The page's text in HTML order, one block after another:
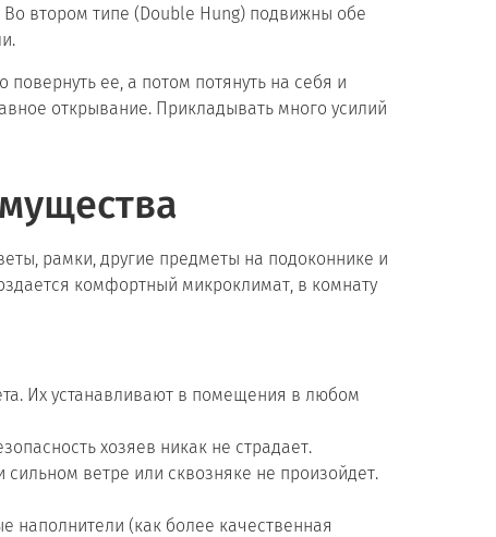
Во втором типе (Double Hung) подвижны обе
ее, а потом потянуть на себя и
открывание. Прикладывать много усилий
рамки, другие предметы на подоконнике и
комфортный микроклимат, в комнату
Их устанавливают в помещения в любом
хозяев никак не страдает.
ветре или сквозняке не произойдет.
наполнители (как более качественная